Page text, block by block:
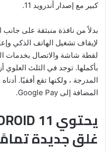
كبير مع إصدار أندرويد 11.
بدلاً من نافذة منبثقة على
لإيقاف تشغيل الهاتف الذكي
لقطة شاشة والاتصال بخدمات
بأكملها. توجد في الثلث العلوي
المدرجة ، ولكنها تقع أفقيًا.
المضافة إلى Google Pay.
غلق جديدة